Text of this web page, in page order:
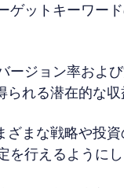
ゲットキーワー
ージョン率およ
れる潜在的な収
ざまな戦略や投
を行えるようにし